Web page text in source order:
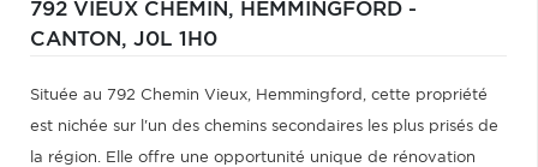
792 VIEUX CHEMIN, HEMMINGFORD -
CANTON, J0L 1H0
Située au 792 Chemin Vieux, Hemmingford, cette propriété
est nichée sur l'un des chemins secondaires les plus prisés de
la région. Elle offre une opportunité unique de rénovation